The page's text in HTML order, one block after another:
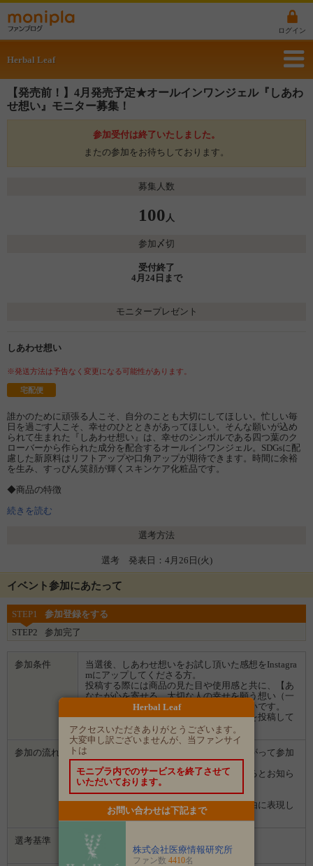
ログイン
Herbal Leaf
【発売前！】4月発売予定★オールインワンジェル『しあわ
せ想い』モニター募集！
参加受付は終了いたしました。
またの参加をお待ちしております。
募集人数
100 人
参加〆切
受付終了
4月24日まで
モニタープレゼント
しあわせ想い
※発送方法は予告なく変更になる可能性があります。
宅配便
誰かのために頑張る人こそ、自分のことも大切にしてほしい。忙しい毎
日を過ごす人こそ、幸せのひとときがあってほしい。そんな願いが込め
られて生まれた『しあわせ想い』は、幸せのシンボルである四つ葉のク
ローバーから作られた成分を配合するオールインワンジェル。SDGsに配
慮した新原料はリフトアップや口角アップが期待できます。時間に余裕
を生み、すっぴん笑顔が輝くスキンケア化粧品です。
◆商品の特徴
・3D形状記憶ジェル
従来のオールインワンジェルは時短や美に特化することが当たり前だっ
でありながら【縁起物】としての要素をプラス。また形状記憶ジェルに
よりお肌のハリを促し、高い弾力性を発揮。さらに独自処方成分により
角質層への美容成分の浸透力を促進します。
また、21世紀の驚異的植物としてWHOも認めるシカケア成分『ツボクサ
エキス』を配合。ハーブを使用したケア方法で、うるおいたっぷりの肌
へ導きます。
続きを読む
選考方法
選考 発表日：4月26日(火)
イベント参加にあたって
STEP1
参加登録をする
STEP2
参加完了
参加条件
当選後、しあわせ想いをお試し頂いた感想をInstagra
mにアップしてくださる方。
投稿する際には商品の見た目や使用感と共に、【あ
なたが心を寄せる、大切な人の幸せを願う想い（一
言）】を添えて投稿していただけると幸いです。
また、美容系口コミサイトなどにも感想を投稿して
頂けると嬉しいです♪
参加の流れ
１．「参加する」ボタンから画面にしたがって参加
します。
２．募集期間の終了後、企業から選ばれるとお知ら
せがあります。
３．企業から商品などが届きます。
４．試していただいた感想や口コミを自由に表現し
て投稿してください。
選考基準
ご参加いただきありがとうございます！
当選発表をお待ちください＾＾
Herbal Leaf
アクセスいただきありがとうございます。
大変申し訳ございませんが、当ファンサイ
トは
モニプラ内でのサービスを終了させて
いただいております。
お問い合わせは下記まで
株式会社医療情報研究所
ファン数 4410名